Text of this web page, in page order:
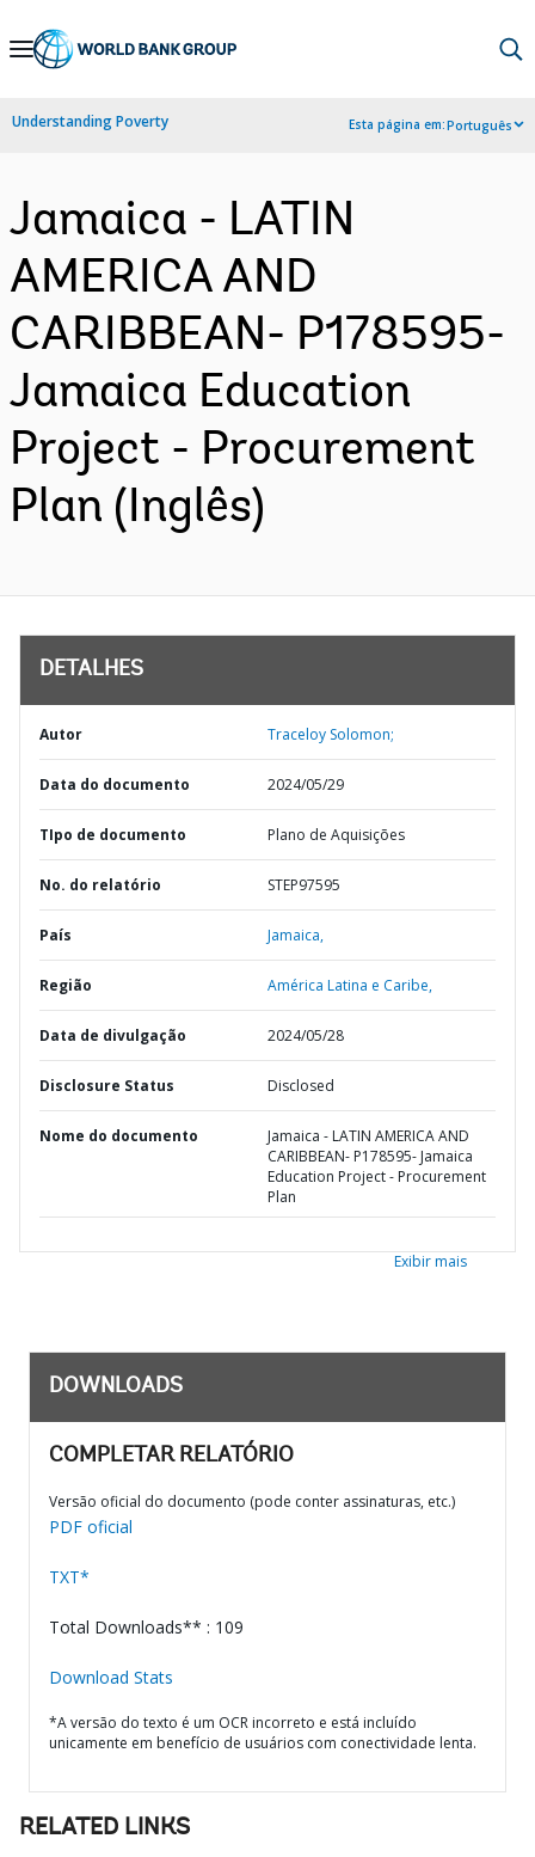
Skip
Navigation
Understanding Poverty Esta página em:Português
Jamaica - LATIN
AMERICA AND
CARIBBEAN- P178595-
Jamaica Education
Project - Procurement
Plan (Inglês)
DETALHES
Autor Traceloy Solomon;
Data do documento 2024/05/29
TIpo de documento Plano de Aquisições
No. do relatório STEP97595
País Jamaica,
Região América Latina e Caribe,
Data de divulgação 2024/05/28
Disclosure Status Disclosed
Nome do documento
Jamaica - LATIN AMERICA AND
CARIBBEAN- P178595- Jamaica
Education Project - Procurement
Plan
Exibir mais
DOWNLOADS
COMPLETAR RELATÓRIO
Versão oficial do documento (pode conter assinaturas, etc.)
PDF oficial
TXT*
Total Downloads** : 109
Download Stats
*A versão do texto é um OCR incorreto e está incluído
unicamente em benefício de usuários com conectividade lenta.
RELATED LINKS